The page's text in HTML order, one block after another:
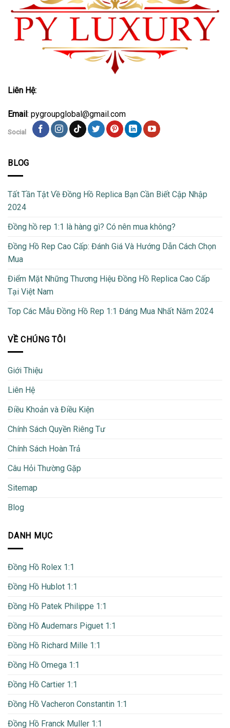
Liên Hệ:
Email: pygroupglobal@gmail.com
Social
BLOG
Tất Tần Tật Về Đồng Hồ Replica Bạn Cần Biết Cập Nhập
2024
Đồng hồ rep 1:1 là hàng gì? Có nên mua không?
Đồng Hồ Rep Cao Cấp: Đánh Giá Và Hướng Dẫn Cách Chọn
Mua
Điểm Mặt Những Thương Hiệu Đồng Hồ Replica Cao Cấp
Tại Việt Nam
Top Các Mẫu Đồng Hồ Rep 1:1 Đáng Mua Nhất Năm 2024
VỀ CHÚNG TÔI
Giới Thiệu
Liên Hệ
Điều Khoản và Điều Kiện
Chính Sách Quyền Riêng Tư
Chính Sách Hoàn Trả
Câu Hỏi Thường Gặp
Sitemap
Blog
DANH MỤC
Đồng Hồ Rolex 1:1
Đồng Hồ Hublot 1:1
Đồng Hồ Patek Philippe 1:1
Đồng Hồ Audemars Piguet 1:1
Đồng Hồ Richard Mille 1:1
Đồng Hồ Omega 1:1
Đồng Hồ Cartier 1:1
Đồng Hồ Vacheron Constantin 1:1
Đồng Hồ Franck Muller 1:1